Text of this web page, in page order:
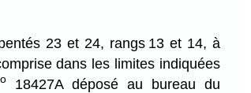
23 et 24, rangs 13 et 14, à
dans les limites indiquées
o
18427A déposé au bureau du